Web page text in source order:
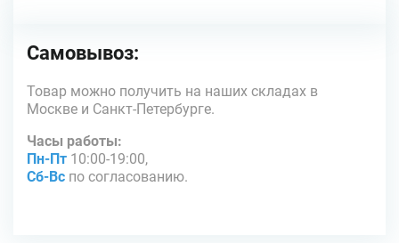
Самовывоз:
Товар можно получить на наших складах в
Москве и Санкт-Петербурге.
Часы работы:
Пн-Пт 10:00-19:00,
Сб-Вс по согласованию.